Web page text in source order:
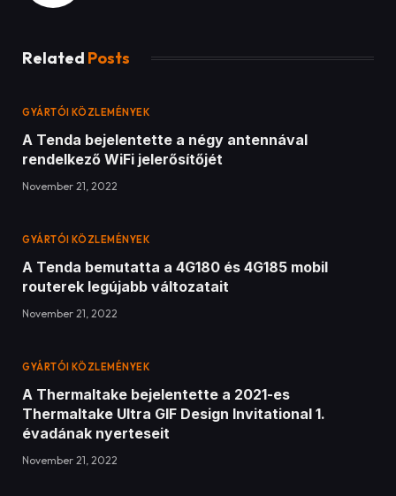
Related Posts
GYÁRTÓI KÖZLEMÉNYEK
A Tenda bejelentette a négy antennával
rendelkező WiFi jelerősítőjét
November 21, 2022
GYÁRTÓI KÖZLEMÉNYEK
A Tenda bemutatta a 4G180 és 4G185 mobil
routerek legújabb változatait
November 21, 2022
GYÁRTÓI KÖZLEMÉNYEK
A Thermaltake bejelentette a 2021-es
Thermaltake Ultra GIF Design Invitational 1.
évadának nyerteseit
November 21, 2022